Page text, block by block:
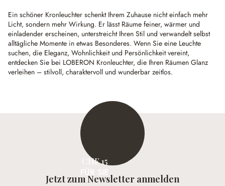
Ein schöner Kronleuchter schenkt Ihrem Zuhause nicht einfach mehr
Licht, sondern mehr Wirkung. Er lässt Räume feiner, wärmer und
einladender erscheinen, unterstreicht Ihren Stil und verwandelt selbst
alltägliche Momente in etwas Besonderes. Wenn Sie eine Leuchte
suchen, die Eleganz, Wohnlichkeit und Persönlichkeit vereint,
entdecken Sie bei LOBERON Kronleuchter, die Ihren Räumen Glanz
verleihen – stilvoll, charaktervoll und wunderbar zeitlos.
CHF 15
Jetzt zum Newsletter anmelden